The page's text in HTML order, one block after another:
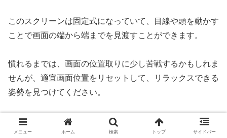
このスクリーンは固定式になっていて、目線や頭を動かす
ことで画面の端から端までを見渡すことができます。
慣れるまでは、画面の位置取りに少し苦戦するかもしれま
せんが、適宜画面位置をリセットして、リラックスできる
姿勢を見つけてください。
装着感とデザイン性
メニュー ホーム 検索 トップ サイドバー